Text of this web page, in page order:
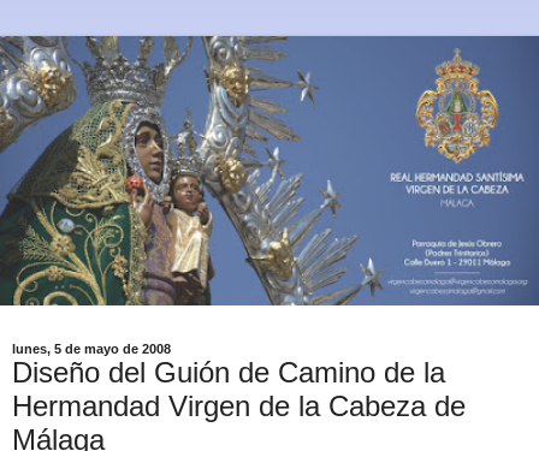
lunes, 5 de mayo de 2008
Diseño del Guión de Camino de la
Hermandad Virgen de la Cabeza de
Málaga